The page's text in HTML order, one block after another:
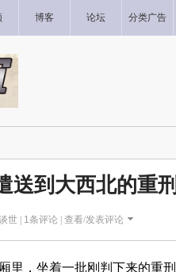
博客 论坛 分类广告
送到大西北的重
世 | 1条评论 | 查看/发表评论
里，坐着一批刚判下来的重